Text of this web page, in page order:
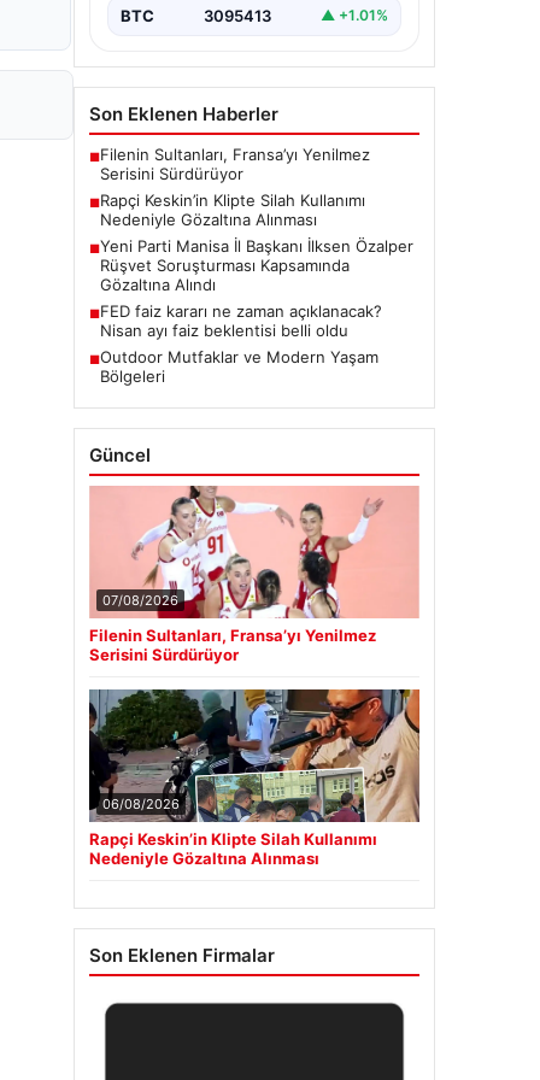
BTC 3095413 ▲ +1.01%
Son Eklenen Haberler
■Filenin Sultanları, Fransa’yı Yenilmez
Serisini Sürdürüyor
■Rapçi Keskin’in Klipte Silah Kullanımı
Nedeniyle Gözaltına Alınması
■Yeni Parti Manisa İl Başkanı İlksen Özalper
Rüşvet Soruşturması Kapsamında
Gözaltına Alındı
■FED faiz kararı ne zaman açıklanacak?
Nisan ayı faiz beklentisi belli oldu
■Outdoor Mutfaklar ve Modern Yaşam
Bölgeleri
Güncel
07/08/2026
Filenin Sultanları, Fransa’yı Yenilmez
Serisini Sürdürüyor
06/08/2026
Rapçi Keskin’in Klipte Silah Kullanımı
Nedeniyle Gözaltına Alınması
Son Eklenen Firmalar